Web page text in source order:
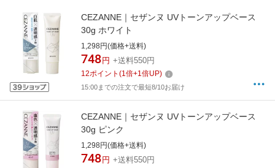
CEZANNE｜セザンヌ UVトーンアップベース
30g ホワイト
1,298円(価格+送料)
748 円 +送料550円
12ポイント (1倍+1倍UP)
15:00までの注文で最短8/10お届け
CEZANNE｜セザンヌ UVトーンアップベース
30g ピンク
1,298円(価格+送料)
748 円 +送料550円